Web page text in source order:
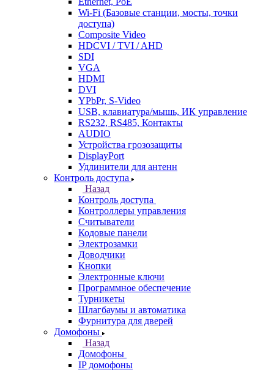
Wi-Fi (Базовые станции, мосты, точки
доступа)
Composite Video
HDCVI / TVI / AHD
SDI
VGA
HDMI
DVI
YPbPr, S-Video
USB, клавиатура/мышь, ИК управление
RS232, RS485, Контакты
AUDIO
Устройства грозозащиты
DisplayPort
Удлинители для антенн
Контроль доступа
Назад
Контроль доступа
Контроллеры управления
Считыватели
Кодовые панели
Электрозамки
Доводчики
Кнопки
Электронные ключи
Программное обеспечение
Турникеты
Шлагбаумы и автоматика
Фурнитура для дверей
Домофоны
Назад
Домофоны
IP домофоны